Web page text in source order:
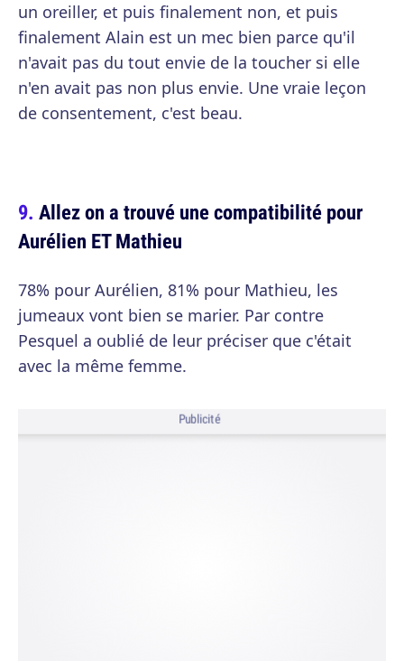
un oreiller, et puis finalement non, et puis
finalement Alain est un mec bien parce qu'il
n'avait pas du tout envie de la toucher si elle
n'en avait pas non plus envie. Une vraie leçon
de consentement, c'est beau.
Allez on a trouvé une compatibilité pour
Aurélien ET Mathieu
78% pour Aurélien, 81% pour Mathieu, les
jumeaux vont bien se marier. Par contre
Pesquel a oublié de leur préciser que c'était
avec la même femme.
Publicité